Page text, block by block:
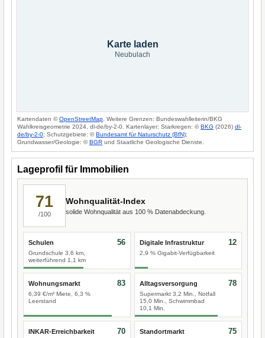
Karte laden
Neubulach
Kartendaten ©OpenStreetMap . Weitere Grenzen: Bundeswahlleiterin/BKG
Wahlkreisgeometrie 2024, dl-de/by-2-0. Kartenlayer: Starkregen: ©BKG (2026) dl-
de/by-2-0; Schutzgebiete: ©Bundesamt für Naturschutz (BfN);
Grundwasser/Geologie: ©BGR und Staatliche Geologische Dienste.
Lageprofil für Immobilien
71
/100
Wohnqualität-Index
solide Wohnqualität aus 100 % Datenabdeckung.
Schulen
Grundschule 3,6 km,
weiterführend 1,1 km
56 Digitale Infrastruktur
2,9 % Gigabit-Verfügbarkeit
12
Wohnungsmarkt
6,39 €/m² Miete, 6,3 %
Leerstand
83 Alltagsversorgung
Supermarkt 3,2 Min., Notfall
15,0 Min., Schwimmbad
10,1 Min.
78
INKAR-Erreichbarkeit 70 Standortmarkt 75